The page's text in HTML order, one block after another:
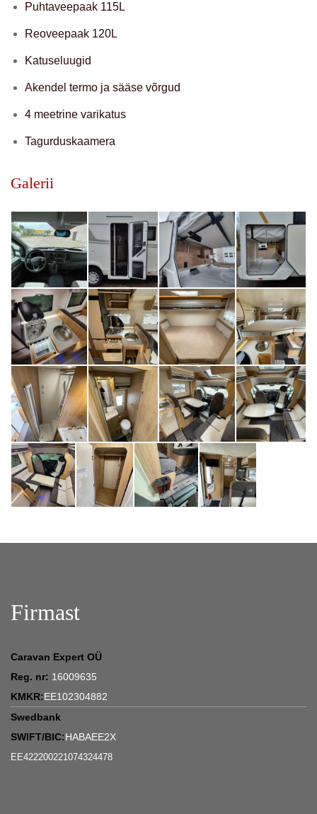
Puhtaveepaak 115L
Reoveepaak 120L
Katuseluugid
Akendel termo ja sääse võrgud
4 meetrine varikatus
Tagurduskaamera
Galerii
Firmast
Caravan Expert OÜ
Reg. nr: 16009635
KMKR:EE102304882
Swedbank
SWIFT/BIC:HABAEE2X
EE422200221074324478